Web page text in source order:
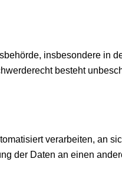
insbesondere in
besteht
verarbeiten, an
der Daten an einen